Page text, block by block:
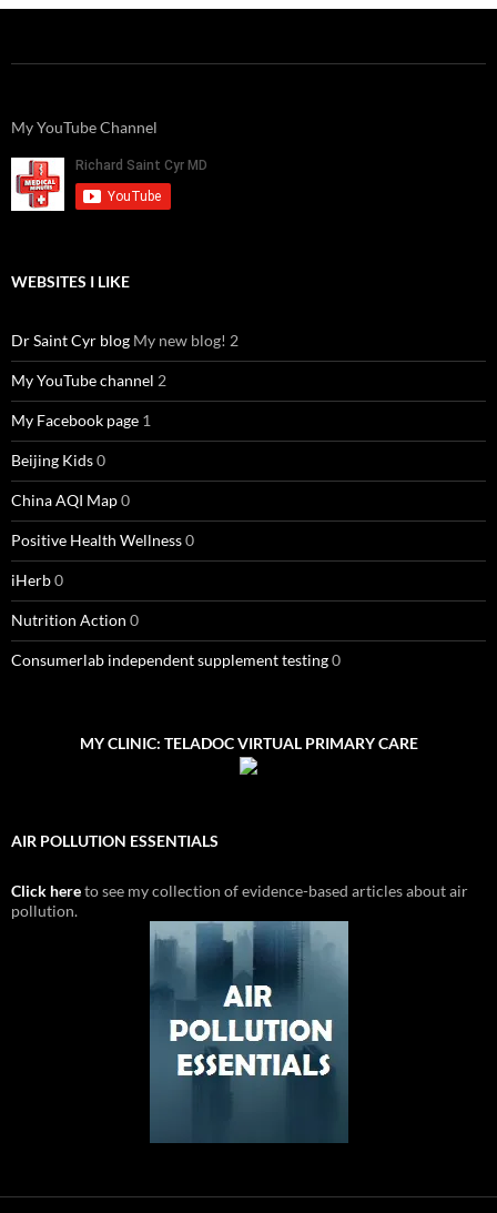
h
at
b
o
k
W
ei
o
e
dI
s
A
b
a
di
t
e
My YouTube Channel
WEBSITES I LIKE
Dr Saint Cyr blog My new blog! 2
My YouTube channel 2
My Facebook page 1
Beijing Kids0
China AQI Map0
Positive Health Wellness0
iHerb0
Nutrition Action 0
Consumerlab independent supplement testing0
MY CLINIC: TELADOC VIRTUAL PRIMARY CARE
AIR POLLUTION ESSENTIALS
Click hereto see my collection of evidence-based articles about air
pollution.